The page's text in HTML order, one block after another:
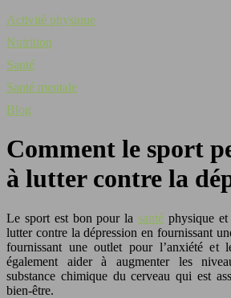
Activité physique
Nutrition
Santé
Santé mentale
Blog
Comment le sport
à lutter contre la
Le sport est bon pour lasanté physique
lutter contre la dépression en fournissant
fournissant une outlet pour l’anxiété et
également aider à augmenter les
substance chimique du cerveau qui est
bien-être.